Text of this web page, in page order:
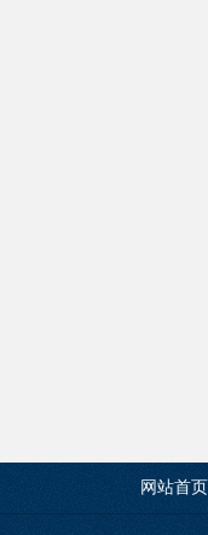
网站首页